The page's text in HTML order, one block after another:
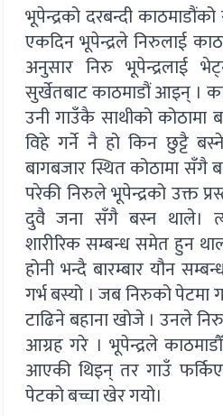
भूपेन्द्रको दरबन्दी
एकदिन भूपेन्द्रले निरुलाई
अनुसार निरु भूपेन्द्रलाई
सुर्खेतबाट काठमाडौं आइन् ।
उनी गाउँकै साथीको कोठामा
विहे गर्ने नै हो किन छुट्टै
बागबजार स्थित कोठामा सँगै
परेकी निरुले भूपेन्द्रको उक्त
दुवै जना सँगै बस्न थाले।
शारीरिक सम्बन्ध समेत हुन
होनी भन्दै बारम्बार यौन
गर्भ बस्यो । जब निरुको पेटमा
टाढिने बहाना खोजे । उनले
आग्रह गरे । भूपेन्द्रले
आएकी थिइन् तर गाउँ
पेटको बच्चा खेर गयो।